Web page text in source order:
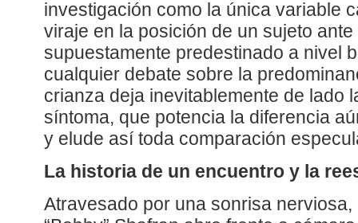
investigación como la única variable
viraje en la posición de un sujeto
supuestamente predestinado a nivel
cualquier debate sobre la
crianza deja inevitablemente de lado
síntoma, que potencia la diferencia
y elude así toda comparación
La historia de un encuentro y la
Atravesado por una sonrisa